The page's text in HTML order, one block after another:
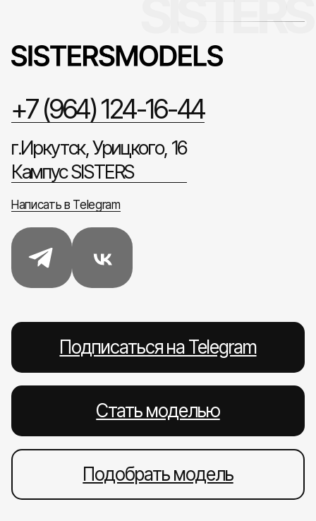
+7 (964) 124-16-44
г.Иркутск, Урицкого, 16
Кампус SISTERS
Написать в Telegram
Подписаться на Telegram
Стать моделью
Подобрать модель